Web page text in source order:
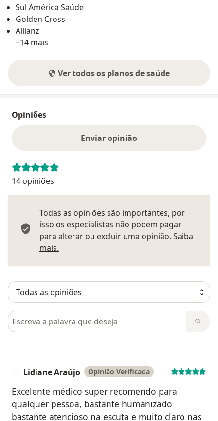
Sul América Saúde
Golden Cross
Allianz
+14 mais
Ver todos os planos de saúde
Opiniões
Enviar opinião
14 opiniões
Todas as opiniões são importantes, por
isso os especialistas não podem pagar
para alterar ou excluir uma opinião. Saiba
mais.
Pesquisar em opiniões
Lidiane Araújo Opinião Verificada
Excelente médico super recomendo para
qualquer pessoa, bastante humanizado
bastante atencioso na escuta e muito claro nas